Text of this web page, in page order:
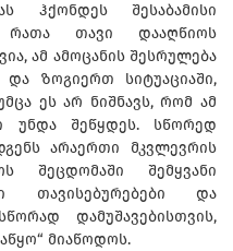
ჰქონდეს შესაბამისი
თავი დააღწიოს
ამ ამოცანის შესრულება
ზოგიერთ სიტუაციაში,
ეს არ ნიშნავს, რომ ამ
უნდა შეწყდეს. სწორედ
არაერთი მკვლევრის
შეცდომაში შემყვანი
თავისებურებები და
დამუშავებისთვის,
მიაწოდოს.